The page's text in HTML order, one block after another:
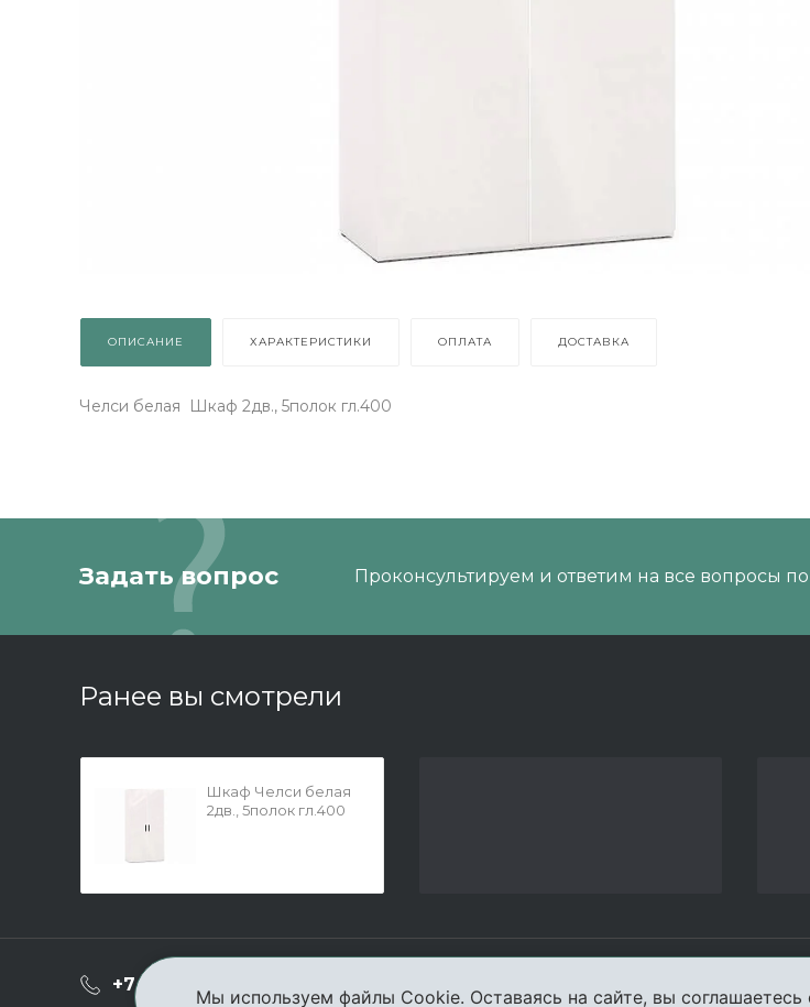
ОПИСАНИЕ ХАРАКТЕРИСТИКИ ОПЛАТА ДОСТАВКА
Челси белая Шкаф 2дв., 5полок гл.400
Задать вопрос Проконсультируем и ответим на все вопросы
Ранее вы смотрели
Шкаф Челси белая
2дв., 5полок гл.400
+7 (3952) 503-504
Мы используем файлы Cookie. Оставаясь на сайте, вы